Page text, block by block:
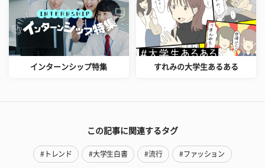
インターンシップ特集 すれみの大学生あるある
この記事に関連するタグ
#トレンド #大学生白書 #流行 #ファッション